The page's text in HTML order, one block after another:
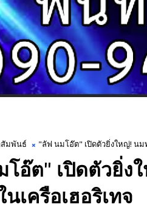
มพันธ์ "ลัฟ นมโอ๊ต" เปิดตัวยิ่งใหญ่! นม
อ๊ต" เปิดตัวยิ่ง
เครือเฮอริเทจ